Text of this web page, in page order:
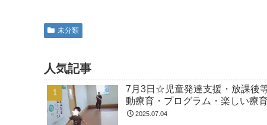
未分類
人気記事
7月3日☆児童発達支援・放課後
動療育・プログラム・楽しい療育
2025.07.04